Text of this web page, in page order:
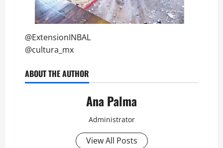
@ExtensionINBAL
@cultura_mx
ABOUT THE AUTHOR
Ana Palma
Administrator
View All Posts